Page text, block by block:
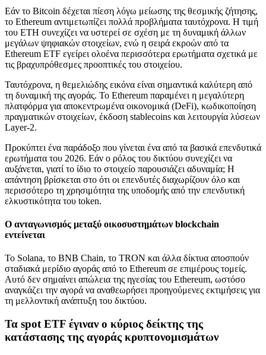
Εάν το Bitcoin δέχεται πίεση λόγω μείωσης της θεσμικής ζήτησης,
το Ethereum αντιμετωπίζει πολλά προβλήματα ταυτόχρονα. Η τιμή
του ETH συνεχίζει να υστερεί σε σχέση με τη δυναμική άλλων
μεγάλων ψηφιακών στοιχείων, ενώ η σειρά εκροών από τα
Ethereum ETF εγείρει ολοένα περισσότερα ερωτήματα σχετικά με
τις βραχυπρόθεσμες προοπτικές του στοιχείου.
Ταυτόχρονα, η θεμελιώδης εικόνα είναι σημαντικά καλύτερη από
τη δυναμική της αγοράς. Το Ethereum παραμένει η μεγαλύτερη
πλατφόρμα για αποκεντρωμένα οικονομικά (DeFi), κωδικοποίηση
πραγματικών στοιχείων, έκδοση stablecoins και λειτουργία λύσεων
Layer‑2.
Προκύπτει ένα παράδοξο που γίνεται ένα από τα βασικά επενδυτικά
ερωτήματα του 2026. Εάν ο ρόλος του δικτύου συνεχίζει να
αυξάνεται, γιατί το ίδιο το στοιχείο παρουσιάζει αδυναμία; Η
απάντηση βρίσκεται στο ότι οι επενδυτές διαχωρίζουν όλο και
περισσότερο τη χρησιμότητα της υποδομής από την επενδυτική
ελκυστικότητα του token.
Ο ανταγωνισμός μεταξύ οικοσυστημάτων blockchain
εντείνεται
Το Solana, το BNB Chain, το TRON και άλλα δίκτυα αποσπούν
σταδιακά μερίδιο αγοράς από το Ethereum σε επιμέρους τομείς.
Αυτό δεν σημαίνει απώλεια της ηγεσίας του Ethereum, ωστόσο
αναγκάζει την αγορά να αναθεωρήσει προηγούμενες εκτιμήσεις για
τη μελλοντική ανάπτυξη του δικτύου.
Τα spot ETF έγιναν ο κύριος δείκτης της
κατάστασης της αγοράς κρυπτονομισμάτων